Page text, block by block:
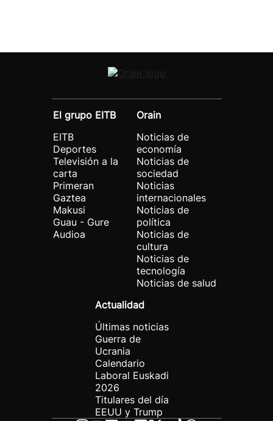
El grupo EITB
EITB
Deportes
Televisión a la
carta
Primeran
Gaztea
Makusi
Guau - Gure
Audioa
Orain
Noticias de
economía
Noticias de
sociedad
Noticias
internacionales
Noticias de
política
Noticias de
cultura
Noticias de
tecnología
Noticias de salud
Actualidad
Últimas noticias
Guerra de
Ucrania
Calendario
Laboral Euskadi
2026
Titulares del día
EEUU y Trump